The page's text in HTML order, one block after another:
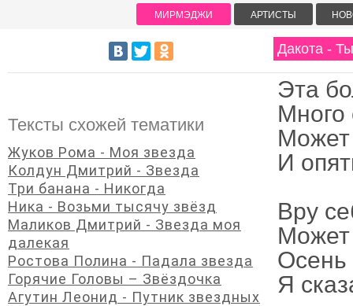
Дакота -
Эта
Много
Может
И
Вру
Осень
Я
Тексты схожей тематики
Жуков Рома - Моя звезда
Колдун Дмитрий - Звезда
Три банана - Никогда
Ника - Возьми тысячу звёзд
Маликов Дмитрий - Звезда моя
далекая
Ростова Полина - Падала звезда
Горячие Головы – Звёздочка
Агутин Леонид - Путник звездных
МИРМЭДЖИ АРТИСТЫ